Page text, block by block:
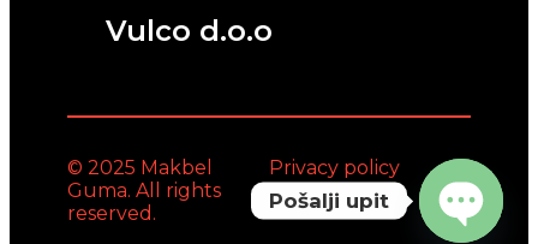
Vulco d.o.o
© 2025 Makbel
Guma. All rights
reserved.
Privacy policy
Pošalji upit